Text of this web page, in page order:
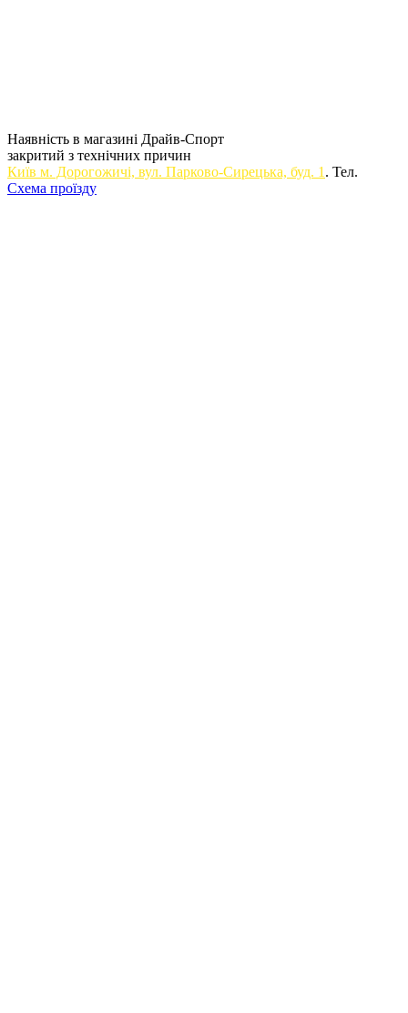
Наявність в магазині Драйв-Спорт
закритий з технічних причин
Київ м. Дорогожичi, вул. Парково-Сирецька, буд. 1 . Тел.
Схема проїзду